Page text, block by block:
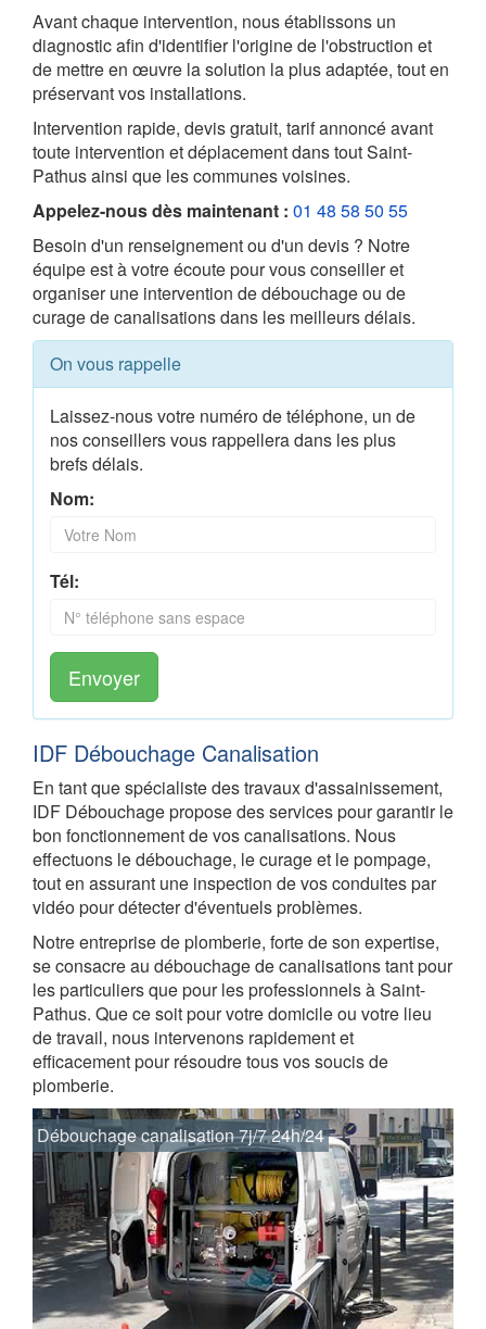
Avant chaque intervention, nous établissons un
diagnostic afin d'identifier l'origine de l'obstruction et
de mettre en œuvre la solution la plus adaptée, tout en
préservant vos installations.
Intervention rapide, devis gratuit, tarif annoncé avant
toute intervention et déplacement dans tout Saint-
Pathus ainsi que les communes voisines.
Appelez-nous dès maintenant : 01 48 58 50 55
Besoin d'un renseignement ou d'un devis ? Notre
équipe est à votre écoute pour vous conseiller et
organiser une intervention de débouchage ou de
curage de canalisations dans les meilleurs délais.
On vous rappelle
Laissez-nous votre numéro de téléphone, un de
nos conseillers vous rappellera dans les plus
brefs délais.
Nom:
Tél:
Envoyer
IDF Débouchage Canalisation
En tant que spécialiste des travaux d'assainissement,
IDF Débouchage propose des services pour garantir le
bon fonctionnement de vos canalisations. Nous
effectuons le débouchage, le curage et le pompage,
tout en assurant une inspection de vos conduites par
vidéo pour détecter d'éventuels problèmes.
Notre entreprise de plomberie, forte de son expertise,
se consacre au débouchage de canalisations tant pour
les particuliers que pour les professionnels à Saint-
Pathus. Que ce soit pour votre domicile ou votre lieu
de travail, nous intervenons rapidement et
efficacement pour résoudre tous vos soucis de
plomberie.
Débouchage canalisation 7j/7 24h/24